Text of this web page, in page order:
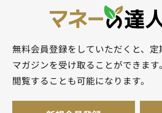
無料会員登録をしていただくと、
マガジンを受け取ることができま
閲覧することも可能になります。